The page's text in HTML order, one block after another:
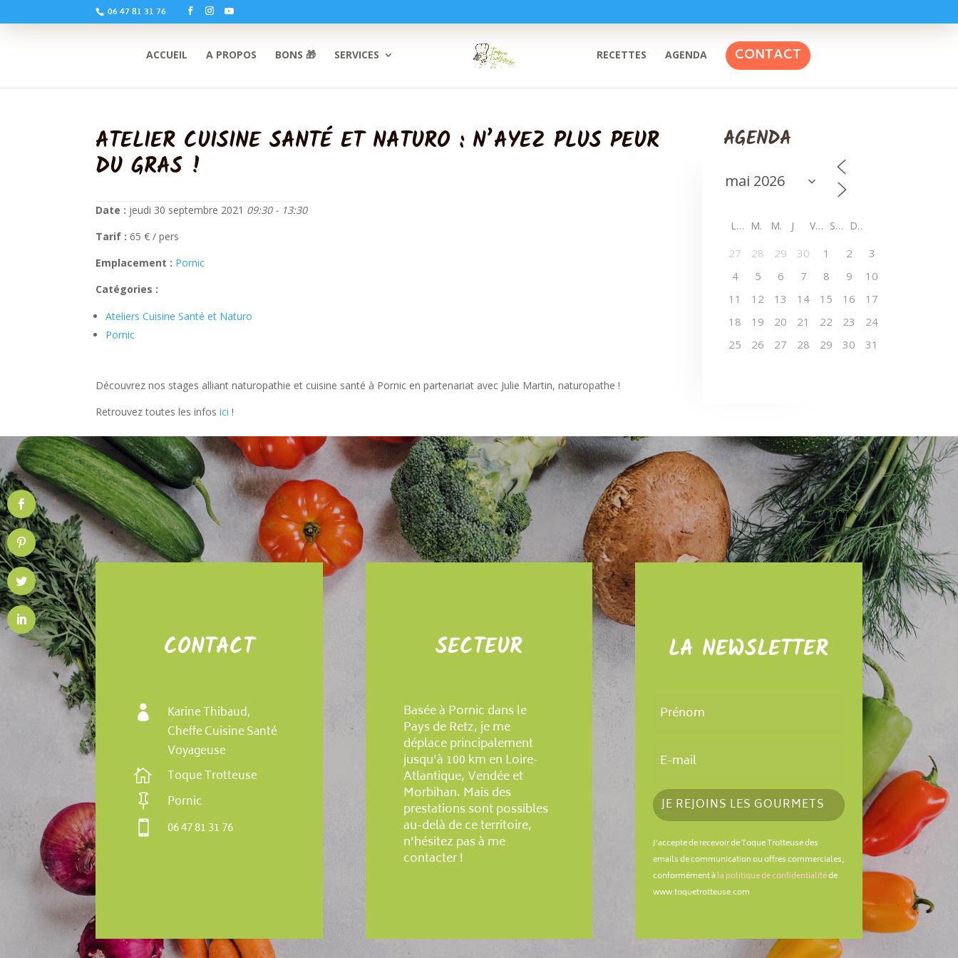
06 47 81 31 76
ACCUEIL A PROPOS BONS 🎁 SERVICES RECETTES AGENDA CONTACT
ATELIER CUISINE SANTÉ ET NATURO : N’AYEZ PLUS PEUR
DU GRAS !
Date : jeudi 30 septembre 2021 09:30 - 13:30
Tarif : 65 € / pers
Emplacement : Pornic
Catégories :
Ateliers Cuisine Santé et Naturo
Pornic
Découvrez nos stages alliant naturopathie et cuisine santé à Pornic en partenariat avec Julie Martin, naturopathe !
Retrouvez toutes les infosici!
AGENDA
L M M J V S D
27 28 29 30 1 2
3
4
5 6 7 8 9
10
11
12 13 14 15 16
17
18
19 20 21 22 23
24
25
26 27 28 29 30 31
CONTACT

Karine Thibaud,
Cheffe Cuisine Santé
Voyageuse
 Toque Trotteuse
 Pornic
06 47 81 31 76
SECTEUR
Basée à Pornic dans le
Pays de Retz, je me
déplace principalement
jusqu'à 100 km en Loire-
Atlantique, Vendée et
Morbihan. Mais des
prestations sont possibles
au-delà de ce territoire,
n’hésitez pas à me
contacter !
LA NEWSLETTER
JE REJOINS LES GOURMETS
J'accepte de recevoir de Toque Trotteuse des
emails de communication ou offres commerciales,
conformément àla politique de confidentialitéde
www.toquetrotteuse.com